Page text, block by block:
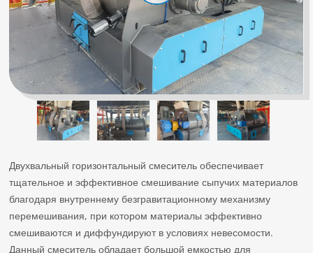
Двухвальный горизонтальный смеситель обеспечивает
тщательное и эффективное смешивание сыпучих материалов
благодаря внутреннему безгравитационному механизму
перемешивания, при котором материалы эффективно
смешиваются и диффундируют в условиях невесомости.
Данный смеситель обладает большой емкостью для